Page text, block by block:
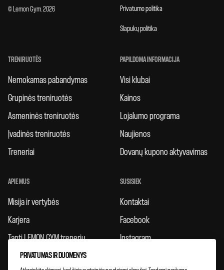
© Lemon Gym. 2026 Privatumo politika
Slapukų politika
TRENIRUOTĖS
Nemokamas pabandymas
Grupinės treniruotės
Asmeninės treniruotės
Įvadinės treniruotės
Treneriai
PAPILDOMA INFORMACIJA
Visi klubai
Kainos
Lojalumo programa
Naujienos
Dovanų kupono aktyvavimas
APIE MUS
Misija ir vertybės
Karjera
Tapti LEMON GYM treneriu
Taisyklės
SUSISIEK
Kontaktai
Facebook
Instagram
PRIVATUMAS IR DUOMENYS